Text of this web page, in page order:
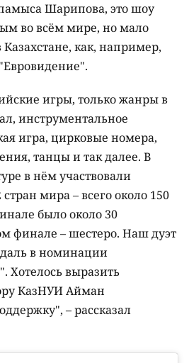
Шарипова, это шоу
во всём мире, но мало
как, например,
игры, только жанры в
инструментальное
игра, цирковые номера,
танцы и так далее. В
в нём участвовали
мира – всего около 150
было около 30
финале – шестеро. Наш дуэт
в номинации
Хотелось выразить
КазНУИ Айман
– рассказал